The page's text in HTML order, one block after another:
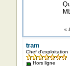
«
tram
Chef d'exploitation
Hors ligne